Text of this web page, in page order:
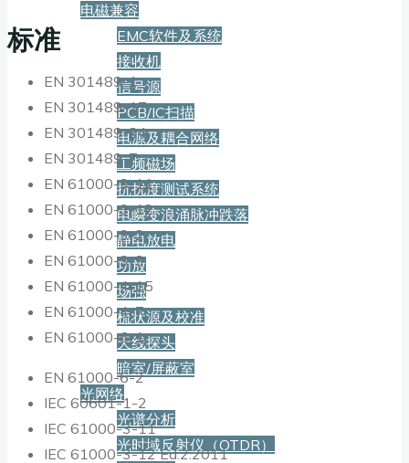
电磁兼容
EMC软件及系统
接收机
信号源
PCB/IC扫描
电源及耦合网络
工频磁场
抗扰度测试系统
电瞬变浪涌脉冲跌落
静电放电
功放
场强
梳状源及校准
天线探头
暗室/屏蔽室
光网络
光谱分析
光时域反射仪（OTDR）
标准
EN 301489-1
EN 301489-17
EN 301489-24
EN 301489-7
EN 61000-3-11
EN 61000-3-12
EN 61000-3-2
EN 61000-3-3
EN 61000-4-15
EN 61000-4-7
EN 61000-6-1
EN 61000-6-2
IEC 60601-1-2
IEC 61000-3-11
IEC 61000-3-12 Ed.2:2011